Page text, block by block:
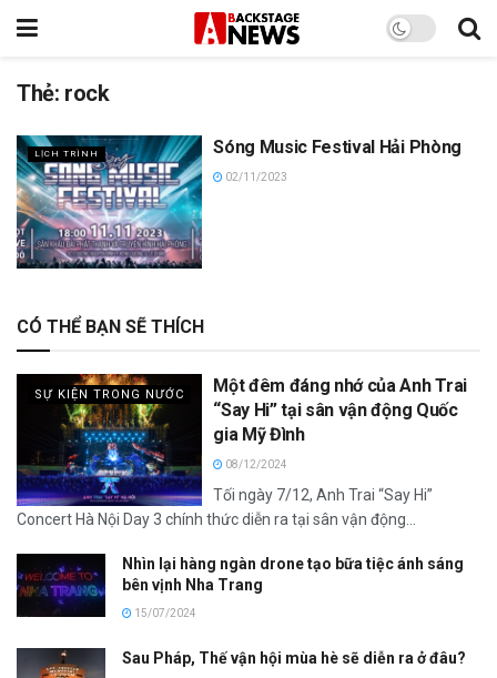
Thẻ: rock
LỊCH TRÌNH Sóng Music Festival Hải Phòng
02/11/2023
CÓ THỂ BẠN SẼ THÍCH
SỰ KIỆN TRONG NƯỚC
Một đêm đáng nhớ của Anh Trai
“Say Hi” tại sân vận động Quốc
gia Mỹ Đình
08/12/2024
Tối ngày 7/12, Anh Trai “Say Hi”
Concert Hà Nội Day 3 chính thức diễn ra tại sân vận động...
Nhìn lại hàng ngàn drone tạo bữa tiệc ánh sáng
bên vịnh Nha Trang
15/07/2024
Sau Pháp, Thế vận hội mùa hè sẽ diễn ra ở đâu?